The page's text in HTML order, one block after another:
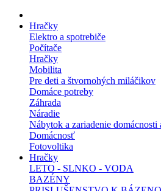
Hračky
Elektro a spotrebiče
Počítače
Hračky
Mobilita
Pre deti a štvornohých miláčikov
Domáce potreby
Záhrada
Náradie
Nábytok a zariadenie domácnosti
Domácnosť
Fotovoltika
Hračky
LETO - SLNKO - VODA
BAZÉNY